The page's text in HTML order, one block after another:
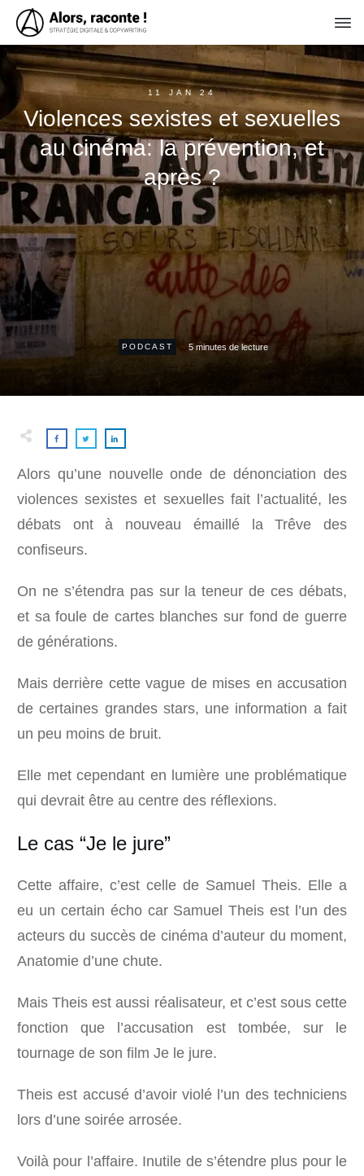
11 JAN 24
Violences sexistes et sexuelles
au cinéma: la prévention, et
après ?
PODCAST 5minutes de lecture
Alors qu’une nouvelle onde de dénonciation des
violences sexistes et sexuelles fait l’actualité, les
débats ont à nouveau émaillé la Trêve des
confiseurs.
On ne s’étendra pas sur la teneur de ces débats,
et sa foule de cartes blanches sur fond de guerre
de générations.
Mais derrière cette vague de mises en accusation
de certaines grandes stars, une information a fait
un peu moins de bruit.
Elle met cependant en lumière une problématique
qui devrait être au centre des réflexions.
Le cas “Je le jure”
Cette affaire, c’est celle de Samuel Theis. Elle a
eu un certain écho car Samuel Theis est l’un des
acteurs du succès de cinéma d’auteur du moment,
Anatomie d’une chute.
Mais Theis est aussi réalisateur, et c’est sous cette
fonction que l’accusation est tombée, sur le
tournage de son film Je le jure.
Theis est accusé d’avoir violé l’un des techniciens
lors d’une soirée arrosée.
Voilà pour l’affaire. Inutile de s’étendre plus pour le